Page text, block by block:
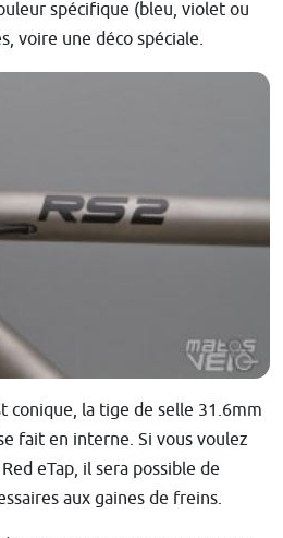
spécifique (bleu, violet ou
voire une déco spéciale.
conique, la tige de selle 31.6mm
fait en interne. Si vous voulez
eTap, il sera possible de
aux gaines de freins.